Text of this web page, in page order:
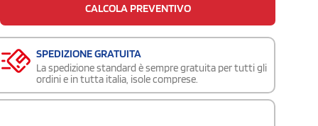
CALCOLA PREVENTIVO
SPEDIZIONE GRATUITA
La spedizione standard è sempre gratuita per tutti gli
ordini e in tutta italia, isole comprese.